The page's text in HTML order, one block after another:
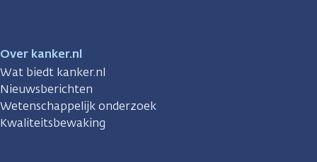
Over kanker.nl
Wat biedt kanker.nl
Nieuwsberichten
Wetenschappelijk onderzoek
Kwaliteitsbewaking